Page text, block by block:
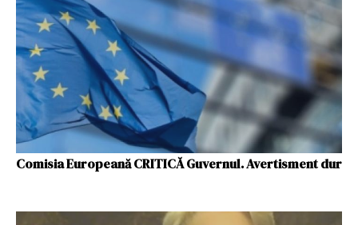
Comisia Europeană CRITICĂ Guvernul. Avertisment dur